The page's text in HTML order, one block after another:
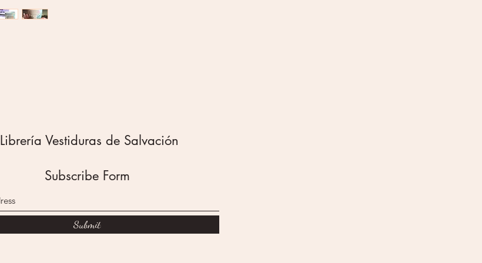
Librería Vestiduras de Salvación
Subscribe Form
Submit